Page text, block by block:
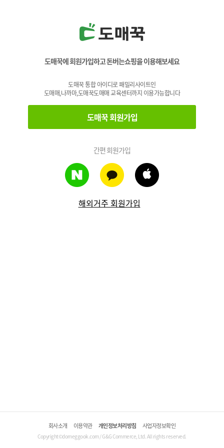
도매꾹에 회원가입하고 돈버는쇼핑을 이용해보세요
도매꾹 통합 아이디로 패밀리사이트인
도매매,나까마,도매꾹도매매 교육센터까지 이용가능합니다
도매꾹 회원가입
간편 회원가입
해외거주 회원가입
회사소개 이용약관 개인정보처리방침 사업자정보확인
Copyright©domeggook.com / G&G Commerce, Ltd. All rights reserved.